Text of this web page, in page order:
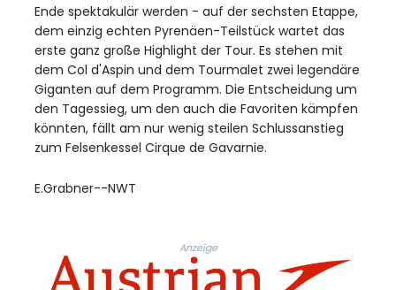
Ende spektakulär werden - auf der sechsten Etappe,
dem einzig echten Pyrenäen-Teilstück wartet das
erste ganz große Highlight der Tour. Es stehen mit
dem Col d'Aspin und dem Tourmalet zwei legendäre
Giganten auf dem Programm. Die Entscheidung um
den Tagessieg, um den auch die Favoriten kämpfen
könnten, fällt am nur wenig steilen Schlussanstieg
zum Felsenkessel Cirque de Gavarnie.
E.Grabner--NWT
Anzeige